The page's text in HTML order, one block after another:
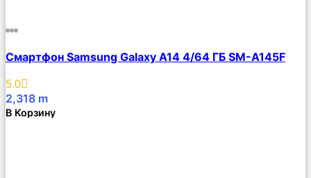
Описание
Избранное
Смартфон Samsung Galaxy A14 4/64 ГБ SM-A145F
5.0
2,318 m
В Корзину